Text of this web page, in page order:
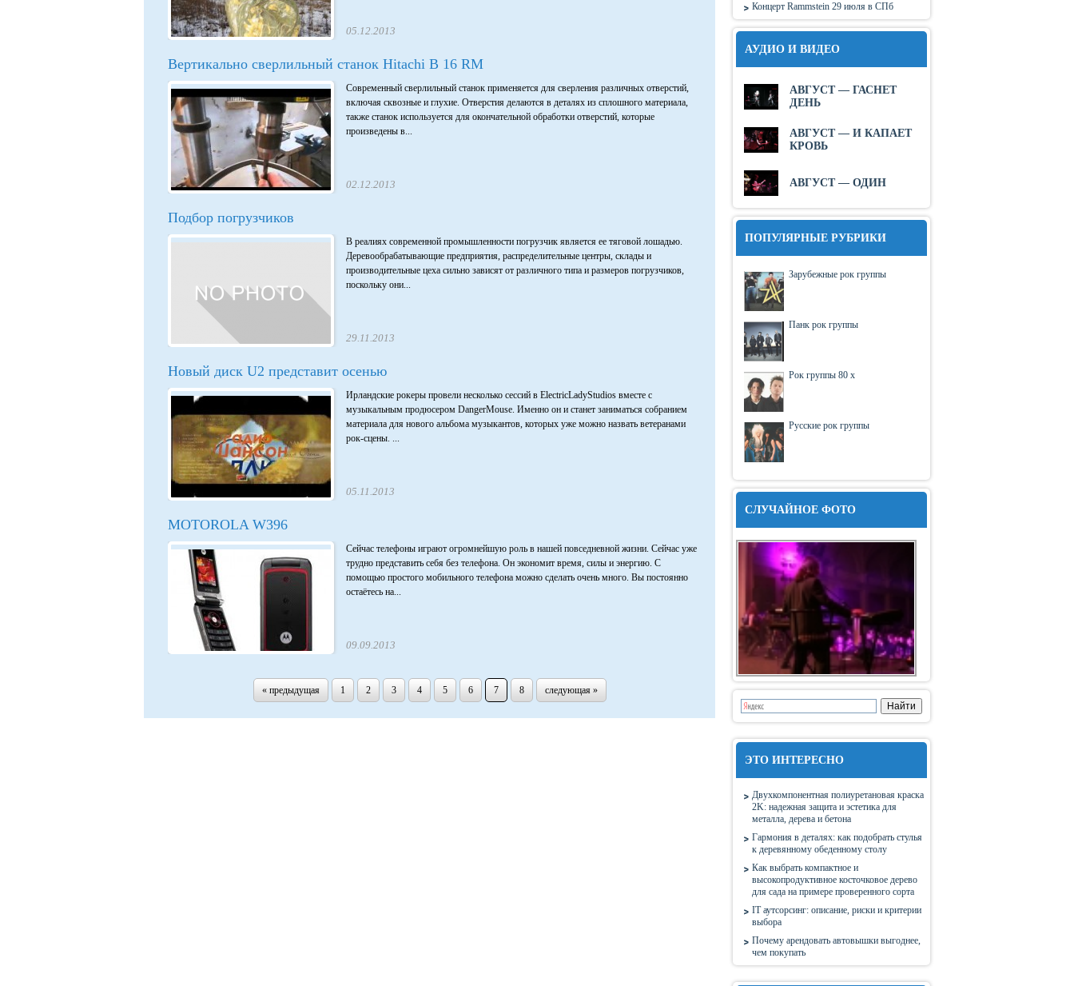
05.12.2013
Вертикально сверлильный станок Hitachi B 16 RM
Современный сверлильный станок применяется для сверления различных отверстий,
включая сквозные и глухие. Отверстия делаются в деталях из сплошного материала,
также станок используется для окончательной обработки отверстий, которые
произведены в...
02.12.2013
Подбор погрузчиков
В реалиях современной промышленности погрузчик является ее тяговой лошадью.
Деревообрабатывающие предприятия, распределительные центры, склады и
производительные цеха сильно зависят от различного типа и размеров погрузчиков,
поскольку они...
29.11.2013
Новый диск U2 представит осенью
Ирландские рокеры провели несколько сессий в ElectricLadyStudios вместе с
музыкальным продюсером DangerMouse. Именно он и станет заниматься собранием
материала для нового альбома музыкантов, которых уже можно назвать ветеранами
рок-сцены. ...
05.11.2013
MOTOROLA W396
Сейчас телефоны играют огромнейшую роль в нашей повседневной жизни. Сейчас уже
трудно представить себя без телефона. Он экономит время, силы и энергию. С
помощью простого мобильного телефона можно сделать очень много. Вы постоянно
остаётесь на...
09.09.2013
« предыдущая 1 2 3 4 5 6 7 8 следующая »
Концерт Rammstein 29 июля в СПб
АУДИО И ВИДЕО
АВГУСТ — ГАСНЕТ
ДЕНЬ
АВГУСТ — И КАПАЕТ
КРОВЬ
АВГУСТ — ОДИН
ПОПУЛЯРНЫЕ РУБРИКИ
Зарубежные рок группы
Панк рок группы
Рок группы 80 х
Русские рок группы
СЛУЧАЙНОЕ ФОТО
ЭТО ИНТЕРЕСНО
Двухкомпонентная полиуретановая краска
2K: надежная защита и эстетика для
металла, дерева и бетона
Гармония в деталях: как подобрать стулья
к деревянному обеденному столу
Как выбрать компактное и
высокопродуктивное косточковое дерево
для сада на примере проверенного сорта
IT аутсорсинг: описание, риски и критерии
выбора
Почему арендовать автовышки выгоднее,
чем покупать